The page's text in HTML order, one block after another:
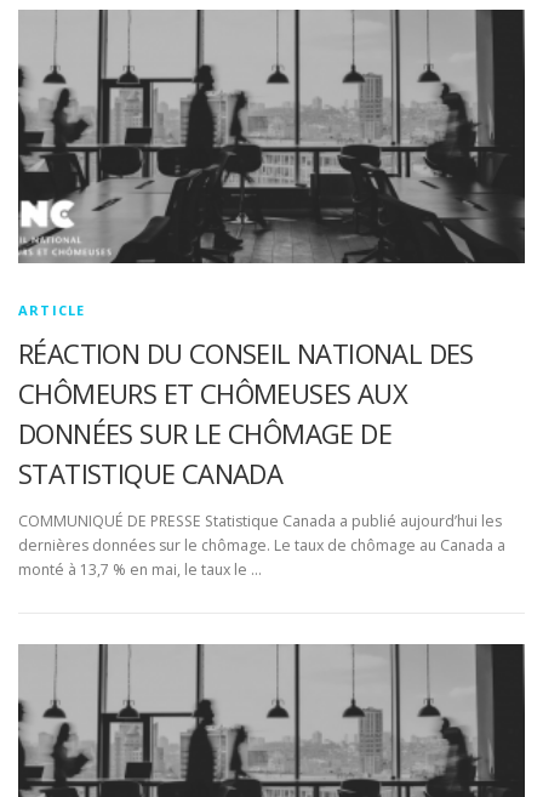
ARTICLE
RÉACTION DU CONSEIL NATIONAL DES
CHÔMEURS ET CHÔMEUSES AUX
DONNÉES SUR LE CHÔMAGE DE
STATISTIQUE CANADA
COMMUNIQUÉ DE PRESSE Statistique Canada a publié aujourd’hui les
dernières données sur le chômage. Le taux de chômage au Canada a
monté à 13,7 % en mai, le taux le …